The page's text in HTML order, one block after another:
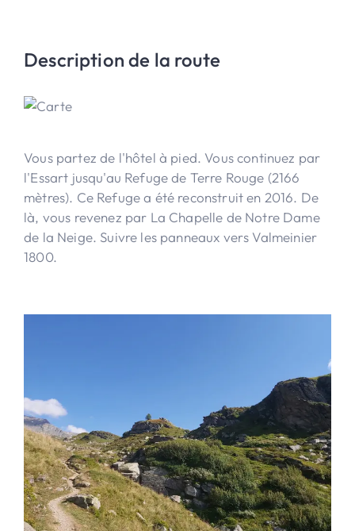
Description de la route
Vous partez de l'hôtel à pied. Vous continuez par
l'Essart jusqu'au Refuge de Terre Rouge (2166
mètres). Ce Refuge a été reconstruit en 2016. De
là, vous revenez par La Chapelle de Notre Dame
de la Neige. Suivre les panneaux vers Valmeinier
1800.